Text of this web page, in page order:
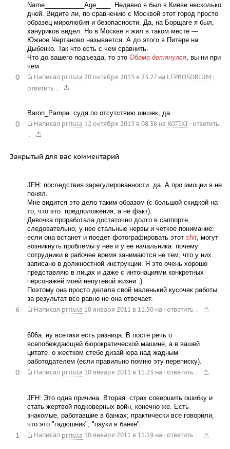
Name___________Age____: Недавно я был в Киеве несколько
дней. Видите ли, по сравнению с Москвой этот город просто
образец миролюбия и безопасности. Да, на Борщаге я был,
хануриков видел. Но в Москве я жил в таком месте —
Южное Чертаново называется. А до этого в Питере на
Дыбенко. Так что есть с чем сравнить.
Что до вашего подъезда, то это Обама дотянулся, вы ни при
чем.
Написал pritula 20 октября 2015 в 23.27на LEPROSORIUM ·
ответить .
0
Baron_Pampa: судя по отсутствию шишек, да.
Написал pritula 12 октября 2015 в 08.38на KOTIKI · ответить
.
0
Закрытый для вас комментарий
JFH: последствия зарегулированности  да. А про эмоции я не
понял.
Мне видится это дело таким образом (с большой скидкой на
то, что это  предположения, а не факт).
Девочка проработала достаточно долго в саппорте,
следовательно, у нее стальные нервы и четкое понимание:
если она встанет и поедет фотографировать этот shit, могут
возникнуть проблемы у нее и у ее начальника  почему
сотрудники в рабочее время занимаются не тем, что у них
записано в должностной инструкции. Я это очень хорошо
представляю в лицах и даже с интонациями конкретных
персонажей моей непутевой жизни :)
Поэтому она просто делала свой маленький кусочек работы 
за результат все равно не она отвечает.
Написал pritula 10 января 2011 в 11.50на · ответить .
6
606a: ну всетаки есть разница. В посте речь о
всепобеждающей бюрократической машине, а в вашей
цитате  о жестком стебе дизайнера над жадным
работодателем (если правильно помню эту переписку).
Написал pritula 10 января 2011 в 11.23 на · ответить .
0
JFH: Это одна причина. Вторая  страх совершить ошибку и
стать жертвой подковерных войн, конечно же. Есть
знакомые, работавшие в банках; практически все говорили,
что это "гадюшник", "пауки в банке".
Написал pritula 10 января 2011 в 11.19на · ответить .
1